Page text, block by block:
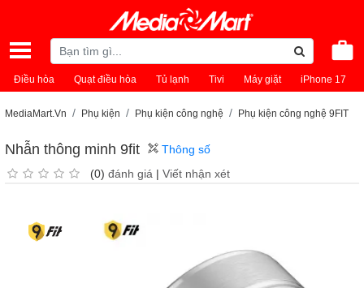
Điều hòa Quạt điều hòa Tủ lạnh Tivi Máy giặt iPhone 17
MediaMart.Vn Phụ kiện Phụ kiện công nghệ Phụ kiện công nghệ 9FIT
Nhẫn thông minh 9fit
(0) đánh giá | Viết nhận xét
Thông số